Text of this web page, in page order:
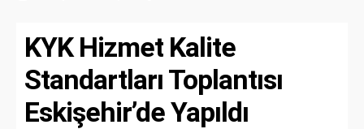
KYK Hizmet Kalite
Standartları Toplantısı
Eskişehir’de Yapıldı